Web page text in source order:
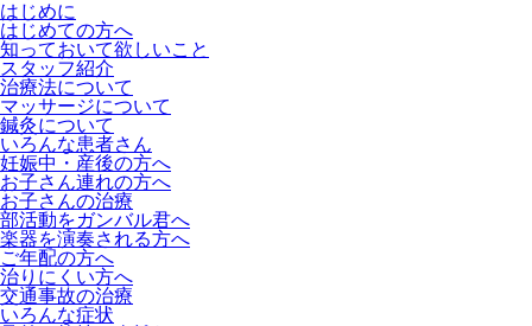
はじめに
はじめての方へ
知っておいて欲しいこと
スタッフ紹介
治療法について
マッサージについて
鍼灸について
いろんな患者さん
妊娠中・産後の方へ
お子さん連れの方へ
お子さんの治療
部活動をガンバル君へ
楽器を演奏される方へ
ご年配の方へ
治りにくい方へ
交通事故の治療
いろんな症状